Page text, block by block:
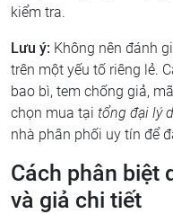
kiểm tra.
Lưu ý: Không nên đánh
trên một yếu tố riêng lẻ.
bao bì, tem chống giả,
chọn mua tại tổng đại lý
nhà phân phối uy tín để
Cách phân biệt
và giả chi tiết